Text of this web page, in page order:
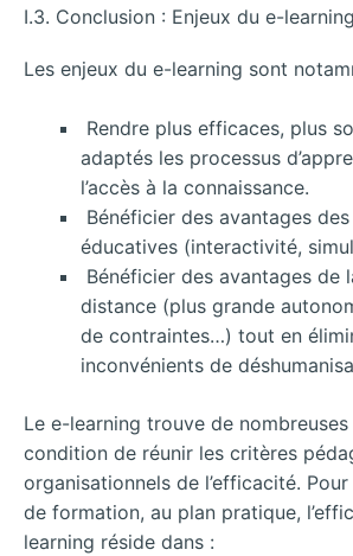
I.3. Conclusion : Enjeux du e-learning
Les enjeux du e-learning sont
Rendre plus efficaces, plus
adaptés les processus
l’accès à la connaissance.
Bénéficier des avantages
éducatives (interactivité,
Bénéficier des avantages de
distance (plus grande
de contraintes…) tout en
inconvénients de
Le e-learning trouve de
condition de réunir les critères
organisationnels de l’efficacité.
de formation, au plan pratique,
learning réside dans :